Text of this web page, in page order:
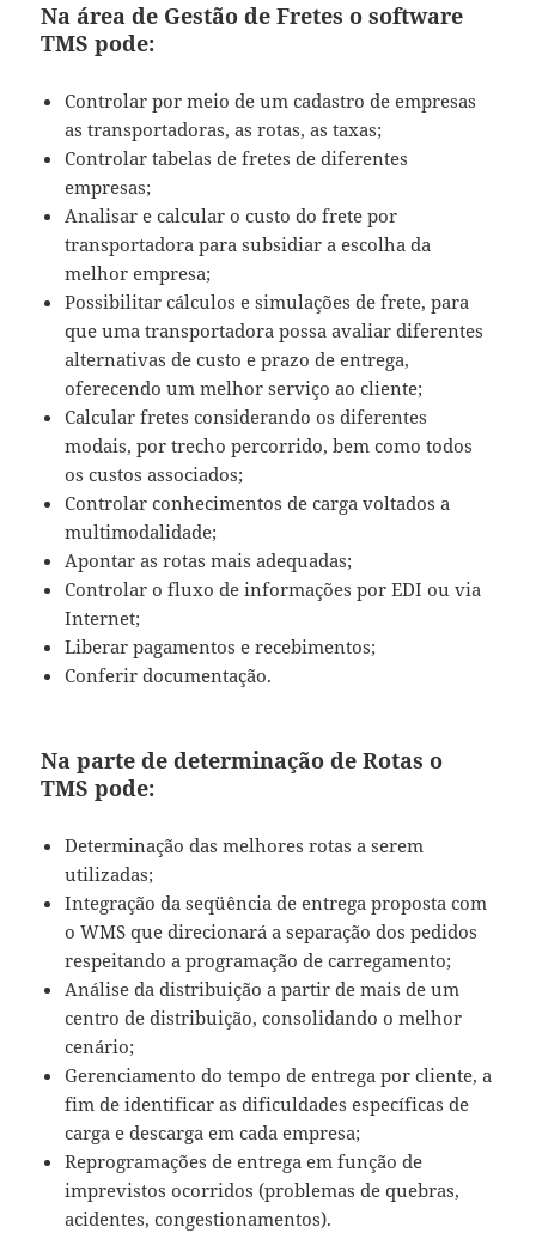
Na área de Gestão de Fretes o software
TMS pode:
Controlar por meio de um cadastro de empresas
as transportadoras, as rotas, as taxas;
Controlar tabelas de fretes de diferentes
empresas;
Analisar e calcular o custo do frete por
transportadora para subsidiar a escolha da
melhor empresa;
Possibilitar cálculos e simulações de frete, para
que uma transportadora possa avaliar diferentes
alternativas de custo e prazo de entrega,
oferecendo um melhor serviço ao cliente;
Calcular fretes considerando os diferentes
modais, por trecho percorrido, bem como todos
os custos associados;
Controlar conhecimentos de carga voltados a
multimodalidade;
Apontar as rotas mais adequadas;
Controlar o fluxo de informações por EDI ou via
Internet;
Liberar pagamentos e recebimentos;
Conferir documentação.
Na parte de determinação de Rotas o
TMS pode:
Determinação das melhores rotas a serem
utilizadas;
Integração da seqüência de entrega proposta com
o WMS que direcionará a separação dos pedidos
respeitando a programação de carregamento;
Análise da distribuição a partir de mais de um
centro de distribuição, consolidando o melhor
cenário;
Gerenciamento do tempo de entrega por cliente, a
fim de identificar as dificuldades específicas de
carga e descarga em cada empresa;
Reprogramações de entrega em função de
imprevistos ocorridos (problemas de quebras,
acidentes, congestionamentos).